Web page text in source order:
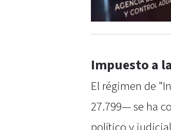
Impuesto a
El régimen de
27.799— se ha